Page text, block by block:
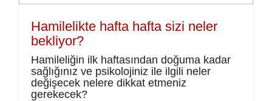
Hamilelikte hafta hafta sizi neler
bekliyor?
Hamileliğin ilk haftasından doğuma kadar
sağlığınız ve psikolojiniz ile ilgili neler
değişecek nelere dikkat etmeniz
gerekecek?